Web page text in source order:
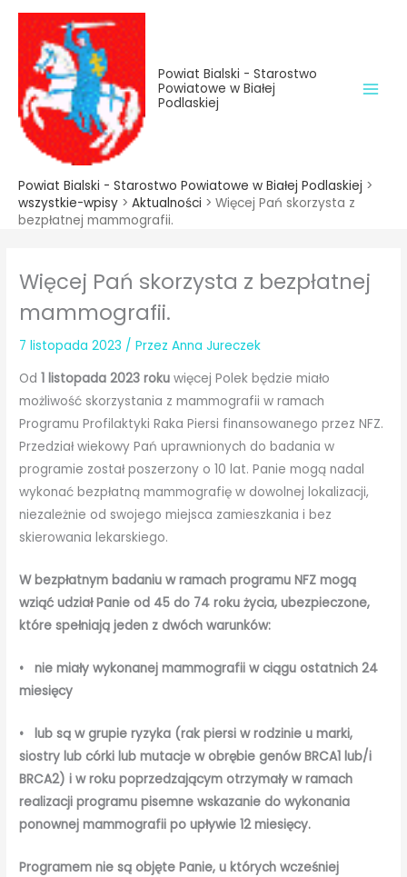
treści
Przejdź
treści
Powiat Bialski - Starostwo
Powiatowe w Białej
Podlaskiej
Powiat Bialski - Starostwo Powiatowe w Białej Podlaskiej >
wszystkie-wpisy > Aktualności > Więcej Pań skorzysta z
bezpłatnej mammografii.
Więcej Pań skorzysta z bezpłatnej
mammografii.
7 listopada 2023 / PrzezAnna Jureczek
Od1 listopada 2023 roku więcej Polek będzie miało
możliwość skorzystania z mammografii w ramach
Programu Profilaktyki Raka Piersi finansowanego przez NFZ.
Przedział wiekowy Pań uprawnionych do badania w
programie został poszerzony o 10 lat. Panie mogą nadal
wykonać bezpłatną mammografię w dowolnej lokalizacji,
niezależnie od swojego miejsca zamieszkania i bez
skierowania lekarskiego.
W bezpłatnym badaniu w ramach programu NFZ mogą
wziąć udział Panie od 45 do 74 roku życia, ubezpieczone,
które spełniają jeden z dwóch warunków:
• nie miały wykonanej mammografii w ciągu ostatnich 24
miesięcy
• lub są w grupie ryzyka (rak piersi w rodzinie u marki,
siostry lub córki lub mutacje w obrębie genów BRCA1 lub/i
BRCA2) i w roku poprzedzającym otrzymały w ramach
realizacji programu pisemne wskazanie do wykonania
ponownej mammografii po upływie 12 miesięcy.
Programem nie są objęte Panie, u których wcześniej